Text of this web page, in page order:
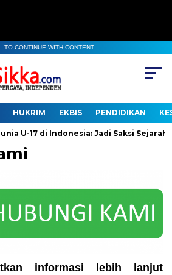
TO CONTINUE WITH CONTENT
HUKRIM EKBIS PENDIDIKAN
17 di Indonesia: Jadi Saksi Sejarah
informasi lebih lanjut